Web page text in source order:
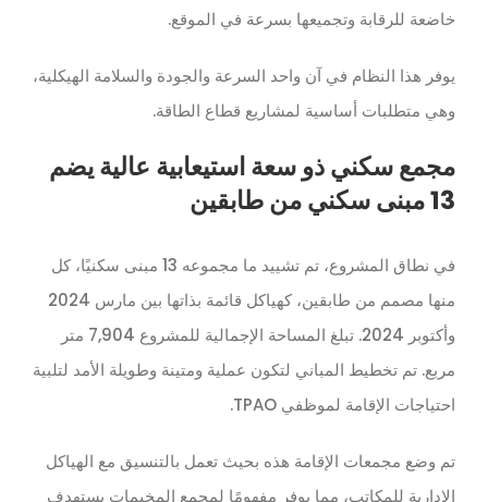
خاضعة للرقابة وتجميعها بسرعة في الموقع.
يوفر هذا النظام في آن واحد السرعة والجودة والسلامة الهيكلية،
وهي متطلبات أساسية لمشاريع قطاع الطاقة.
مجمع سكني ذو سعة استيعابية عالية يضم
13 مبنى سكني من طابقين
في نطاق المشروع، تم تشييد ما مجموعه 13 مبنى سكنيًا، كل
منها مصمم من طابقين، كهياكل قائمة بذاتها بين مارس 2024
وأكتوبر 2024. تبلغ المساحة الإجمالية للمشروع 7,904 متر
مربع. تم تخطيط المباني لتكون عملية ومتينة وطويلة الأمد لتلبية
احتياجات الإقامة لموظفي TPAO.
تم وضع مجمعات الإقامة هذه بحيث تعمل بالتنسيق مع الهياكل
الإدارية للمكاتب، مما يوفر مفهومًا لمجمع المخيمات يستهدف